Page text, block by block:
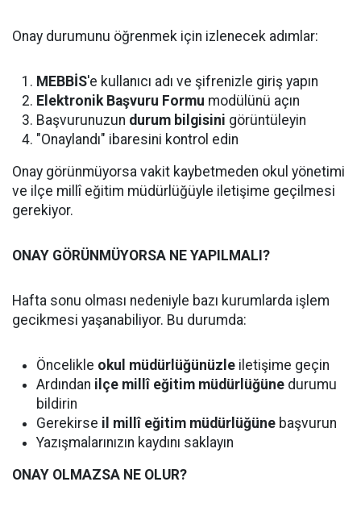
Onay durumunu öğrenmek için izlenecek adımlar:
MEBBİS'e kullanıcı adı ve şifrenizle giriş yapın
Elektronik Başvuru Formu modülünü açın
Başvurunuzun durum bilgisini görüntüleyin
"Onaylandı" ibaresini kontrol edin
Onay görünmüyorsa vakit kaybetmeden okul yönetimi
ve ilçe millî eğitim müdürlüğüyle iletişime geçilmesi
gerekiyor.
ONAY GÖRÜNMÜYORSA NE YAPILMALI?
Hafta sonu olması nedeniyle bazı kurumlarda işlem
gecikmesi yaşanabiliyor. Bu durumda:
Öncelikle okul müdürlüğünüzle iletişime geçin
Ardından ilçe millî eğitim müdürlüğüne durumu
bildirin
Gerekirse il millî eğitim müdürlüğüne başvurun
Yazışmalarınızın kaydını saklayın
ONAY OLMAZSA NE OLUR?